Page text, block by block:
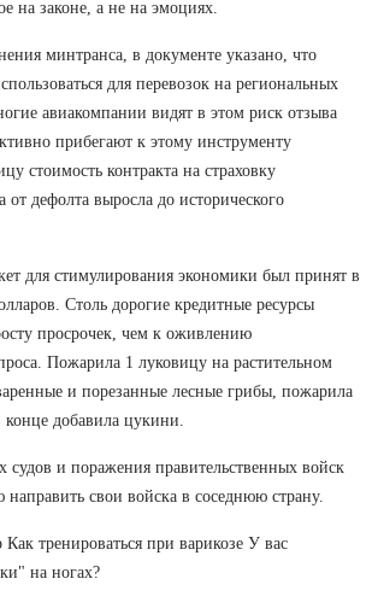
на законе, а не на эмоциях.
минтранса, в документе указано, что
для перевозок на региональных
авиакомпании видят в этом риск отзыва
прибегают к этому инструменту
стоимость контракта на страховку
от дефолта выросла до исторического
для стимулирования экономики был принят в
Столь дорогие кредитные ресурсы
просрочек, чем к оживлению
Пожарила 1 луковицу на растительном
и порезанные лесные грибы, пожарила
добавила цукини.
судов и поражения правительственных войск
свои войска в соседнюю страну.
тренироваться при варикозе У вас
на ногах?